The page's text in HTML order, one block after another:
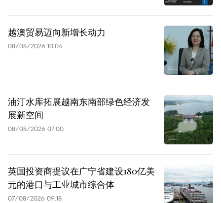
越澳贸易迈向新增长动力
08/08/2026 10:04
油汀水库拓展越南东南部绿色经济发
展新空间
08/08/2026 07:00
英国投资商提议在广宁省建设180亿美
元的港口与工业城市综合体
07/08/2026 09:18